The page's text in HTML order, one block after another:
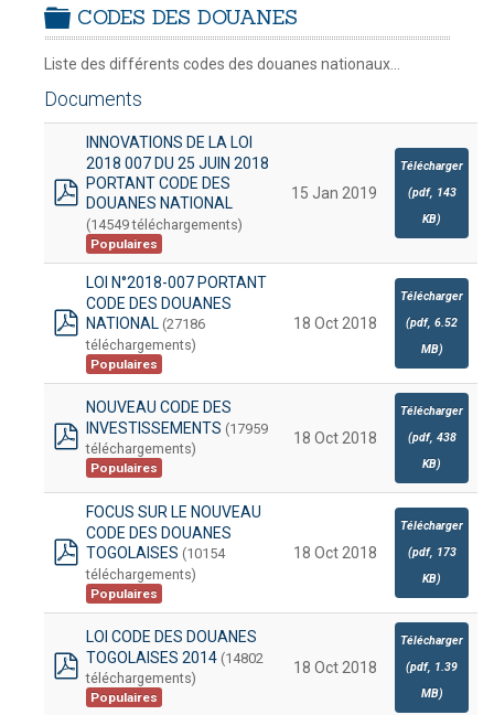
Douane Togolaise
CADASTRE &
ACTUALITES
DOCUMENTATION
Toute la Documentation
-mardi, 14 juillet 2026 10:30 juillet 2026 17:30
folder
CODES DES DOUANES
Liste des différents codes des douanes nationaux...
Documents
pdf
INNOVATIONS DE LA LOI
2018 007 DU 25 JUIN 2018
PORTANT CODE DES
DOUANES NATIONAL
(14549 téléchargements)
Populaires
15 Jan 2019
Télécharger
(pdf, 143
KB)
pdf
LOI N°2018-007 PORTANT
CODE DES DOUANES
NATIONAL (27186
téléchargements)
Populaires
18 Oct 2018
Télécharger
(pdf, 6.52
MB)
pdf
NOUVEAU CODE DES
INVESTISSEMENTS (17959
téléchargements)
Populaires
18 Oct 2018
Télécharger
(pdf, 438
KB)
pdf
FOCUS SUR LE NOUVEAU
CODE DES DOUANES
TOGOLAISES (10154
téléchargements)
Populaires
18 Oct 2018
Télécharger
(pdf, 173
KB)
pdf
LOI CODE DES DOUANES
TOGOLAISES 2014 (14802
téléchargements)
Populaires
18 Oct 2018
Télécharger
(pdf, 1.39
MB)